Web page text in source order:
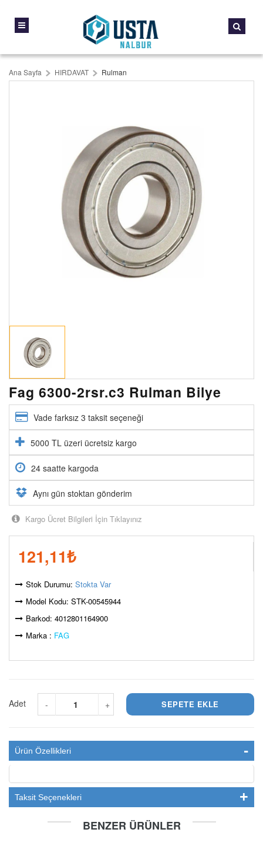
Ana Sayfa HIRDAVAT Rulman
Fag 6300-2rsr.c3 Rulman Bilye
Vade farksız 3 taksit seçeneği
5000 TL üzeri ücretsiz kargo
24 saatte kargoda
Aynı gün stoktan gönderim
Kargo Ücret Bilgileri İçin Tıklayınız
121,11₺
Stok Durumu: Stokta Var
Model Kodu: STK-00545944
Barkod: 4012801164900
Marka : FAG
Adet +
-
Ürün Özellikleri
Taksit Seçenekleri
BENZER ÜRÜNLER